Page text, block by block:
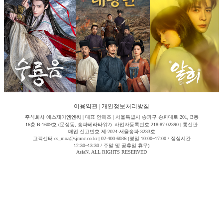
이용약관 개인정보처리방침
주식회사 에스제이엠엔씨 | 대표 안해조 | 서울특별시 송파구 송파대로 201, B동
16층 B-1609호 (문정동, 송파테라타워2) 사업자등록번호 218-87-02390 | 통신판
매업 신고번호 제-2024-서울송파-3233호
고객센터 cs_moa@sjmnc.co.kr | 02-400-6036 (평일 10:00~17:00 / 점심시간
12:30~13:30 / 주말 및 공휴일 휴무)
AsiaN. ALL RIGHTS RESERVED